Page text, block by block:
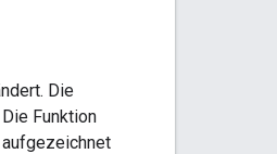
Die
Funktion